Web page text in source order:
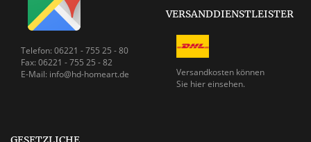
Telefon: 06221 - 755 25 - 80
Fax: 06221 - 755 25 - 82
E-Mail: info@hd-homeart.de
VERSANDDIENSTLEISTER
Versandkosten können
Sie hier einsehen.